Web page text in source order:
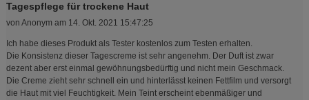
Tagespflege für trockene Haut
von Anonym am 14. Okt. 2021 15:47:25
Ich habe dieses Produkt als Tester kostenlos zum Testen erhalten.
Die Konsistenz dieser Tagescreme ist sehr angenehm. Der Duft ist zwar
dezent aber erst einmal gewöhnungsbedürftig und nicht mein Geschmack.
Die Creme zieht sehr schnell ein und hinterlässt keinen Fettfilm und versorgt
die Haut mit viel Feuchtigkeit. Mein Teint erscheint ebenmäßiger und